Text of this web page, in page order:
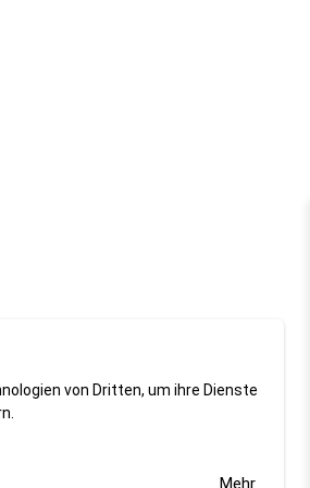
von Dritten, um ihre Dienste
Mehr